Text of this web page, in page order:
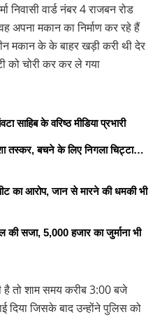
निवासी वार्ड नंबर 4 राजबन रोड
अपना मकान का निर्माण कर रहे हैं
मकान के के बाहर खड़ी करी थी देर
चोरी कर कर ले गया
साहिब के वरिष्ठ मीडिया प्रभारी
तस्कर, बचने के लिए निगला चिट्टा…
का आरोप, जान से मारने की धमकी भी
की सजा, 5,000 हजार का जुर्माना भी
तो शाम समय करीब 3:00 बजे
दिया जिसके बाद उन्होंने पुलिस को